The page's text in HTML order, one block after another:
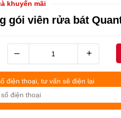
hàng Nguyễn quốc nhân -
Đã mua 4 tháng trước (14/04/
khuyến mãi
gói viên rửa bát
– +
điện thoại, tư vấn sẽ điện lại